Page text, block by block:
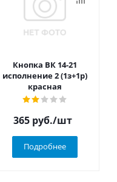
Кнопка ВК 14-21
исполнение 2 (1з+1р)
красная
365 руб./шт
Подробнее